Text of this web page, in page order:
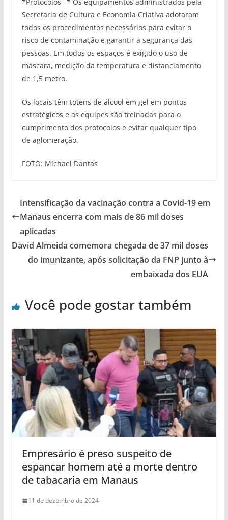
*Protocolos –* Os equipamentos administrados pela
Secretaria de Cultura e Economia Criativa adotaram
todos os procedimentos necessários para evitar o
risco de contaminação e garantir a segurança das
pessoas. Em todos os espaços é exigido o uso de
máscara, medição da temperatura e distanciamento
de 1,5 metro.
Os locais têm totens de álcool em gel em pontos
estratégicos e as equipes são treinadas para o
cumprimento dos protocolos e evitar qualquer tipo
de aglomeração.
FOTO: Michael Dantas
Intensificação da vacinação contra a Covid-19 em
Manaus encerra com mais de 86 mil doses
aplicadas
David Almeida comemora chegada de 37 mil doses
do imunizante, após solicitação da FNP junto à
embaixada dos EUA
Você pode gostar também
Empresário é preso suspeito de
espancar homem até a morte dentro
de tabacaria em Manaus
11 de dezembro de 2024